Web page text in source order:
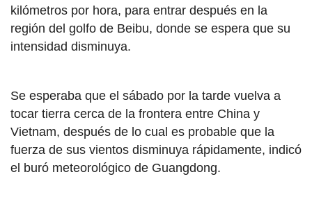
kilómetros por hora, para entrar después en la
región del golfo de Beibu, donde se espera que su
intensidad disminuya.
Se esperaba que el sábado por la tarde vuelva a
tocar tierra cerca de la frontera entre China y
Vietnam, después de lo cual es probable que la
fuerza de sus vientos disminuya rápidamente, indicó
el buró meteorológico de Guangdong.